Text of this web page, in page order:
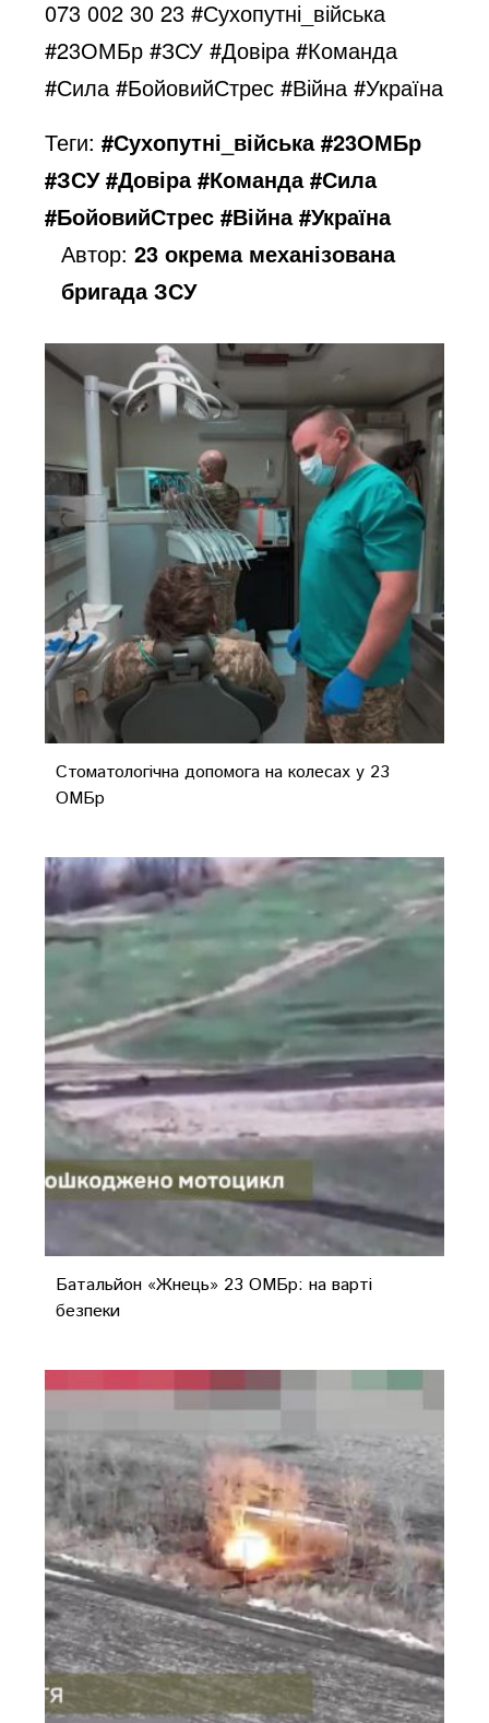
073 002 30 23 #Сухопутні_війська
#23ОМБр #ЗСУ #Довіра #Команда
#Сила #БойовийСтрес #Війна #Україна
Теги:#Сухопутні_війська #23ОМБр
#ЗСУ #Довіра #Команда #Сила
#БойовийСтрес #Війна #Україна
Автор:23 окрема механізована
бригада ЗСУ
Стоматологічна допомога на колесах у 23
ОМБр
Батальйон «Жнець» 23 ОМБр: на варті
безпеки